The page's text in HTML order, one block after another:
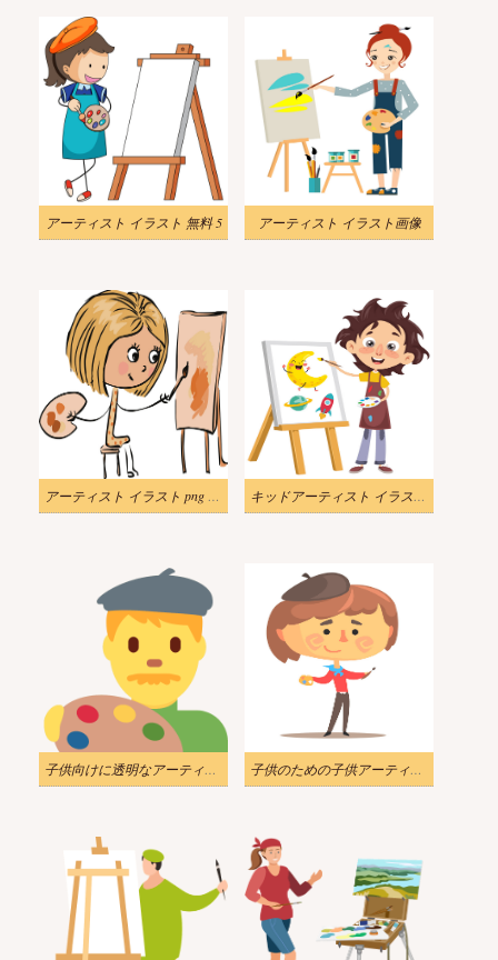
アーティスト イラスト 無料 5 アーティスト イラスト画像
アーティスト イラスト png イメージ キッドアーティスト イラスト 無料
子供向けに透明なアーティストのイラスト 子供のための子供アーティスト イラスト